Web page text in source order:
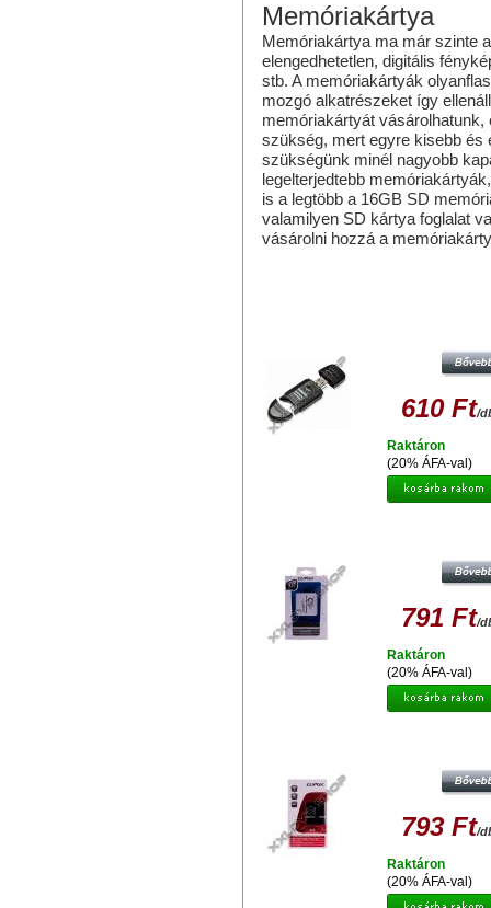
Memóriakártya
Memóriakártya ma már szinte
elengedhetetlen, digitális
stb. A memóriakártyák
mozgó alkatrészeket így
memóriakártyát
szükség, mert egyre kisebb és
szükségünk minél nagyobb
legelterjedtebb
is a legtöbb a 16GB SD
valamilyen SD kártya foglalat
vásárolni hozzá a
610 Ft/
(20% ÁFA-val)
Raktáron
791 Ft/
(20% ÁFA-val)
Raktáron
793 Ft/
(20% ÁFA-val)
Raktáron